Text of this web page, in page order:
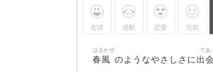
友情 感動 恋愛 元気
春風
はるかぜ
のようなやさしさに出会
であ